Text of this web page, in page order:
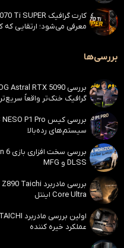
معرفی می‌شود؛ ارتقایی که
بررسی‌ها
گرافیک خنک‌تر واقعاً
سیستم‌های رده‌بالا
DLSS و MFG
Core Ultra اینتل
عملکرد خیره کننده